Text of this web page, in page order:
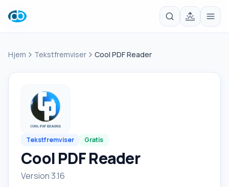
Hjem Tekstfremviser Cool PDF Reader
Tekstfremviser Gratis
Cool PDF Reader
Version 3.16